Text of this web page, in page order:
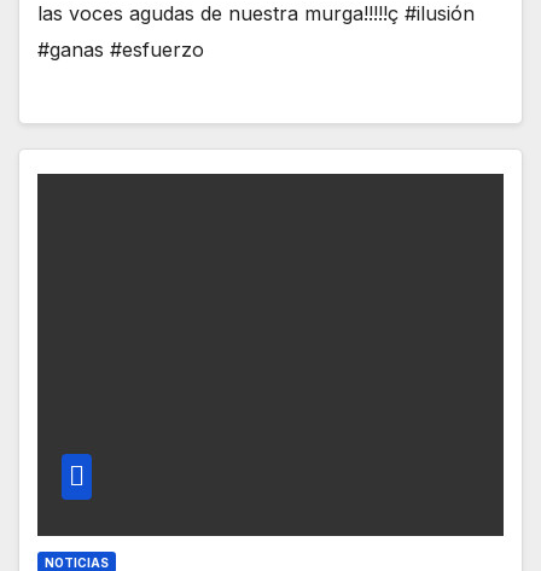
las voces agudas de nuestra murga!!!!!ç #ilusión
#ganas #esfuerzo
NOTICIAS